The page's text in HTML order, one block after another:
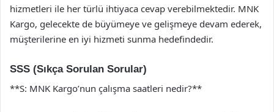
hizmetleri ile her türlü ihtiyaca cevap verebilmektedir. MNK
Kargo, gelecekte de büyümeye ve gelişmeye devam ederek,
müşterilerine en iyi hizmeti sunma hedefindedir.
SSS (Sıkça Sorulan Sorular)
**S: MNK Kargo’nun çalışma saatleri nedir?**